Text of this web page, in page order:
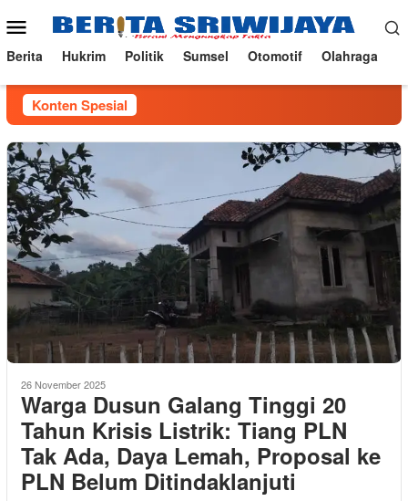
ke
konten
Menu
Mobile
Berita Hukrim Politik Sumsel Otomotif Olahraga
Konten Spesial
26 November 2025
Warga Dusun Galang Tinggi 20
Tahun Krisis Listrik: Tiang PLN
Tak Ada, Daya Lemah, Proposal ke
PLN Belum Ditindaklanjuti